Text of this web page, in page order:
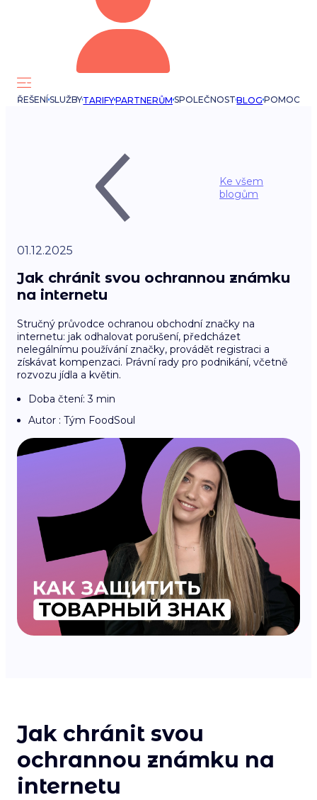
ŘEŠENÍSLUŽBYTARIFYPARTNERŮMSPOLEČNOSTBLOGPOMOC
Ke všem
blogům
01.12.2025
Jak chránit svou ochrannou známku
na internetu
Stručný průvodce ochranou obchodní značky na
internetu: jak odhalovat porušení, předcházet
nelegálnímu používání značky, provádět registraci a
získávat kompenzaci. Právní rady pro podnikání, včetně
rozvozu jídla a květin.
Doba čtení: 3 min
Autor : Tým FoodSoul
Jak chránit svou
ochrannou známku na
internetu